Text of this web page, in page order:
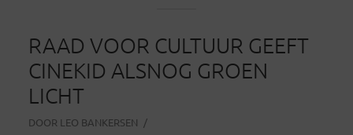
RAAD VOOR CULTUUR GEEFT
CINEKID ALSNOG GROEN
LICHT
DOOR LEO BANKERSEN